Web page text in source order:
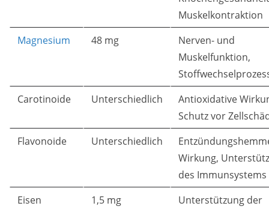
Muskelkontraktion
Magnesium
48 mg
Nerven- und
Muskelfunktion,
Carotinoide
Unterschiedlich
Antioxidative
Schutz vor
Flavonoide
Unterschiedlich
Wirkung,
des Immunsystems
Eisen
1,5 mg
Unterstützung der